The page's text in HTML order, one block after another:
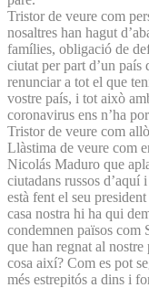
Tristor de veure com
nosaltres han hagut
famílies, obligació de
ciutat per part d’un
renunciar a tot el que
vostre país, i tot això
coronavirus ens n’ha
Tristor de veure com
Llàstima de veure com
Nicolás Maduro que
ciutadans russos d’aquí
està fent el seu
casa nostra hi ha qui
condemnen països com
que han regnat al
cosa així? Com es pot
més estrepitós a dins i